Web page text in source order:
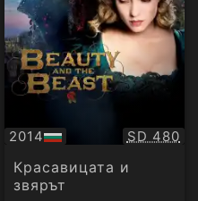
2014
БГ
аудио
SD 480
Красавицата и
звярът